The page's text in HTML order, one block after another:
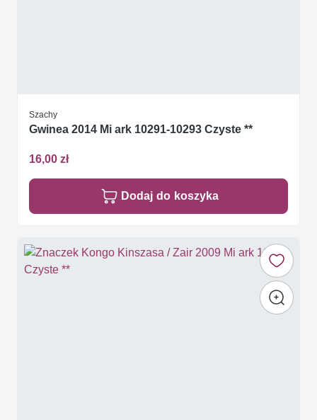
Szachy
Gwinea 2014 Mi ark 10291-10293 Czyste **
16,00 zł
Dodaj do koszyka